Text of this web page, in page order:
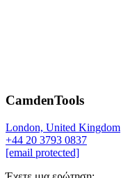
CamdenTools
London, United Kingdom
+44 20 3793 0837
[email protected]